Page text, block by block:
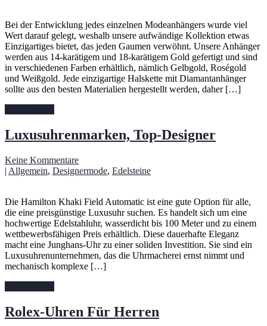
Bei der Entwicklung jedes einzelnen Modeanhängers wurde viel
Wert darauf gelegt, weshalb unsere aufwändige Kollektion etwas
Einzigartiges bietet, das jeden Gaumen verwöhnt. Unsere Anhänger
werden aus 14-karätigem und 18-karätigem Gold gefertigt und sind
in verschiedenen Farben erhältlich, nämlich Gelbgold, Roségold
und Weißgold. Jede einzigartige Halskette mit Diamantanhänger
sollte aus den besten Materialien hergestellt werden, daher […]
Luxusuhrenmarken, Top-Designer
Keine Kommentare
| Allgemein, Designermode, Edelsteine
Die Hamilton Khaki Field Automatic ist eine gute Option für alle,
die eine preisgünstige Luxusuhr suchen. Es handelt sich um eine
hochwertige Edelstahluhr, wasserdicht bis 100 Meter und zu einem
wettbewerbsfähigen Preis erhältlich. Diese dauerhafte Eleganz
macht eine Junghans-Uhr zu einer soliden Investition. Sie sind ein
Luxusuhrenunternehmen, das die Uhrmacherei ernst nimmt und
mechanisch komplexe […]
Rolex-Uhren Für Herren